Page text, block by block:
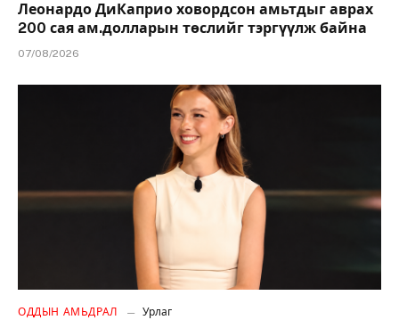
Леонардо ДиКаприо ховордсон амьтдыг аврах
200 сая ам.долларын төслийг тэргүүлж байна
07/08/2026
ОДДЫН АМЬДРАЛ Урлаг